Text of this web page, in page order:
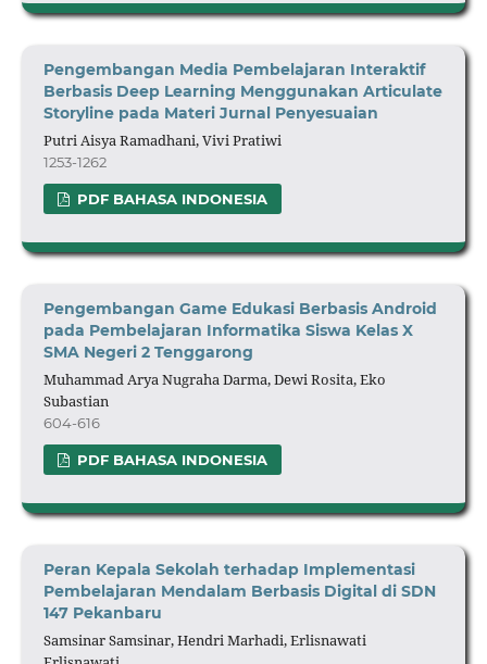
Pengembangan Media Pembelajaran Interaktif
Berbasis Deep Learning Menggunakan Articulate
Storyline pada Materi Jurnal Penyesuaian
Putri Aisya Ramadhani, Vivi Pratiwi
1253-1262
PDF BAHASA INDONESIA
Pengembangan Game Edukasi Berbasis Android
pada Pembelajaran Informatika Siswa Kelas X
SMA Negeri 2 Tenggarong
Muhammad Arya Nugraha Darma, Dewi Rosita, Eko
Subastian
604-616
PDF BAHASA INDONESIA
Peran Kepala Sekolah terhadap Implementasi
Pembelajaran Mendalam Berbasis Digital di SDN
147 Pekanbaru
Samsinar Samsinar, Hendri Marhadi, Erlisnawati